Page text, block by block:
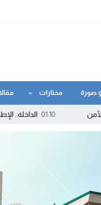
صورة مختارات
الداخلة.. الإطاحة بمروج “ماء